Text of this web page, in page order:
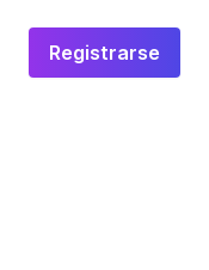
Registrarse